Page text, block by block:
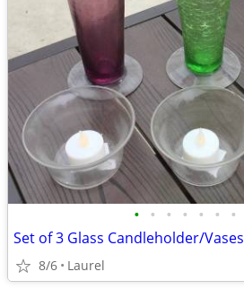
• • • • • • •
Set of 3 Glass Candleholder/Vases
8/6 Laurel